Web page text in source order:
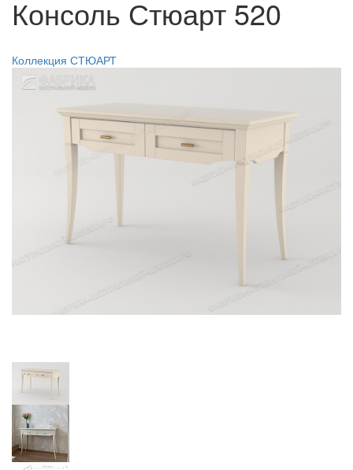
Консоль Стюарт 520
Коллекция СТЮАРТ